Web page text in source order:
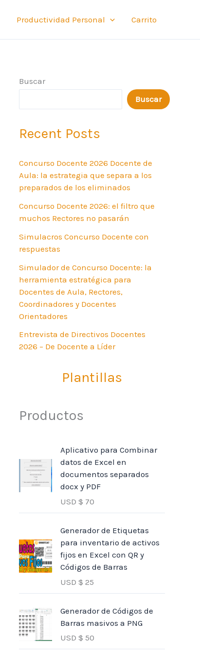
Productividad Personal Carrito
Buscar
Buscar
Recent Posts
Concurso Docente 2026 Docente de
Aula: la estrategia que separa a los
preparados de los eliminados
Concurso Docente 2026: el filtro que
muchos Rectores no pasarán
Simulacros Concurso Docente con
respuestas
Simulador de Concurso Docente: la
herramienta estratégica para
Docentes de Aula, Rectores,
Coordinadores y Docentes
Orientadores
Entrevista de Directivos Docentes
2026 – De Docente a Líder
Plantillas
Productos
Aplicativo para Combinar
datos de Excel en
documentos separados
docx y PDF
USD $ 70
Generador de Etiquetas
para inventario de activos
fijos en Excel con QR y
Códigos de Barras
USD $ 25
Generador de Códigos de
Barras masivos a PNG
USD $ 50